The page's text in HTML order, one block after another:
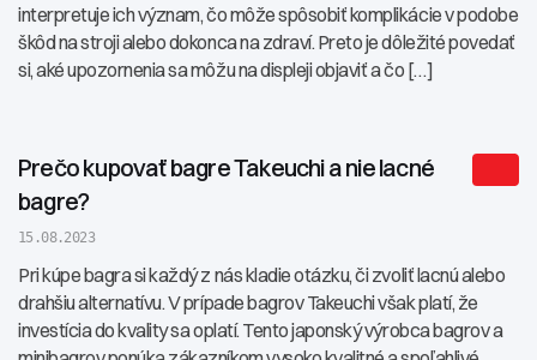
interpretuje ich význam, čo môže spôsobiť komplikácie v podobe
škôd na stroji alebo dokonca na zdraví. Preto je dôležité povedať
si, aké upozornenia sa môžu na displeji objaviť a čo […]
Prečo kupovať bagre Takeuchi a nie lacné
bagre?
15.08.2023
Pri kúpe bagra si každý z nás kladie otázku, či zvoliť lacnú alebo
drahšiu alternatívu. V prípade bagrov Takeuchi však platí, že
investícia do kvality sa oplatí. Tento japonský výrobca bagrov a